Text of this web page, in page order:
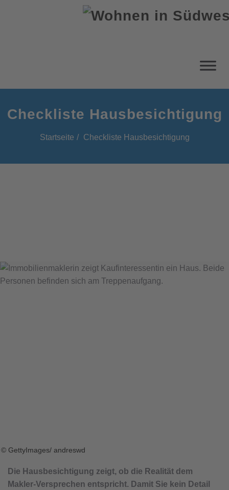
Checkliste Hausbesichtigung
Startseite Checkliste Hausbesichtigung
© GettyImages/ andreswd
Die Hausbesichtigung zeigt, ob die Realität dem
Makler-Versprechen entspricht. Damit Sie kein Detail